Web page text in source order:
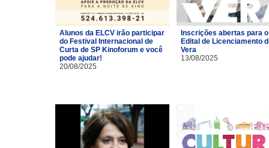
Alunos da ELCV irão participar
do Festival Internacional de
Curta de SP Kinoforum e você
pode ajudar!
20/08/2025
Inscrições abertas para o
Edital de Licenciamento
Vera
13/08/2025